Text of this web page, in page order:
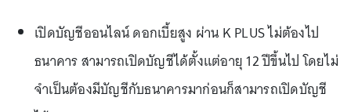
เปิดบัญชีออนไลน์ ดอกเบี้ยสูง ผ่าน K PLUS ไม่ต้องไป
ธนาคาร สามารถเปิดบัญชีได้ตั้งแต่อายุ 12 ปีขึ้นไป โดยไม่
จำเป็นต้องมีบัญชีกับธนาคารมาก่อนก็สามารถเปิดบัญชี